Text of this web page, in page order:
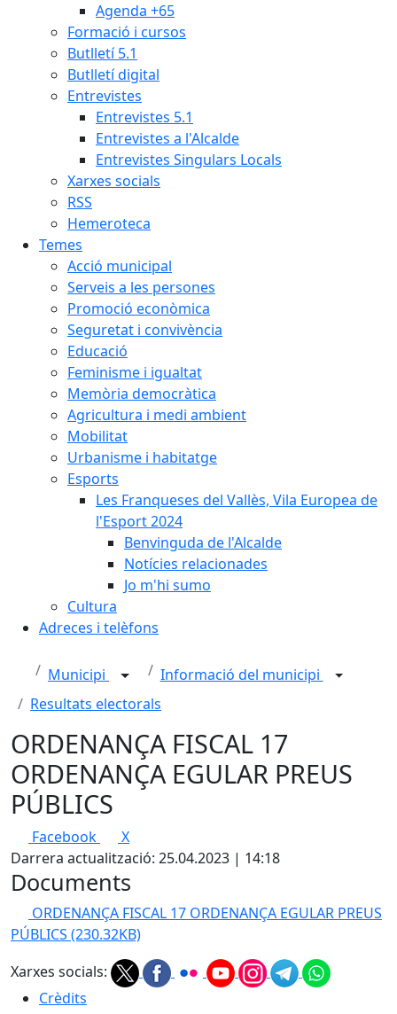
Agenda +65
Formació i cursos
Butlletí 5.1
Butlletí digital
Entrevistes
Entrevistes 5.1
Entrevistes a l'Alcalde
Entrevistes Singulars Locals
Xarxes socials
RSS
Hemeroteca
Temes
Acció municipal
Serveis a les persones
Promoció econòmica
Seguretat i convivència
Educació
Feminisme i igualtat
Memòria democràtica
Agricultura i medi ambient
Mobilitat
Urbanisme i habitatge
Esports
Les Franqueses del Vallès, Vila Europea de
l'Esport 2024
Benvinguda de l'Alcalde
Notícies relacionades
Jo m'hi sumo
Cultura
Adreces i telèfons
Municipi
Informació del municipi
Resultats electorals
ORDENANÇA FISCAL 17
ORDENANÇA EGULAR PREUS
PÚBLICS
Facebook
X
Darrera actualització: 25.04.2023 | 14:18
Documents
ORDENANÇA FISCAL 17 ORDENANÇA EGULAR PREUS
PÚBLICS (230.32KB)
Xarxes socials:
Crèdits